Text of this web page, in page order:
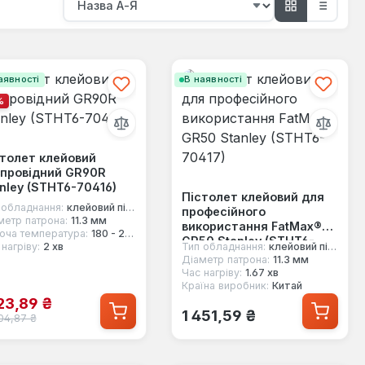
клейовий
GR90R
(STHT6-70416)
клейовий пістолет
патрона: 11.3 мм
температура: 180 - 210 °
2 хв
продажу:
₴
ціна:
₴
В наявності
Пістолет клейовий для
професійного
використання FatMax®
GR50 Stanley (STHT6-
70417)
Тип обладнання: клейовий пістолет
Діаметр патрона: 11.3 мм
Час нагріву: 1.67 хв
Країна виробник: Китай
Звичайна ціна:
1 451,59 ₴